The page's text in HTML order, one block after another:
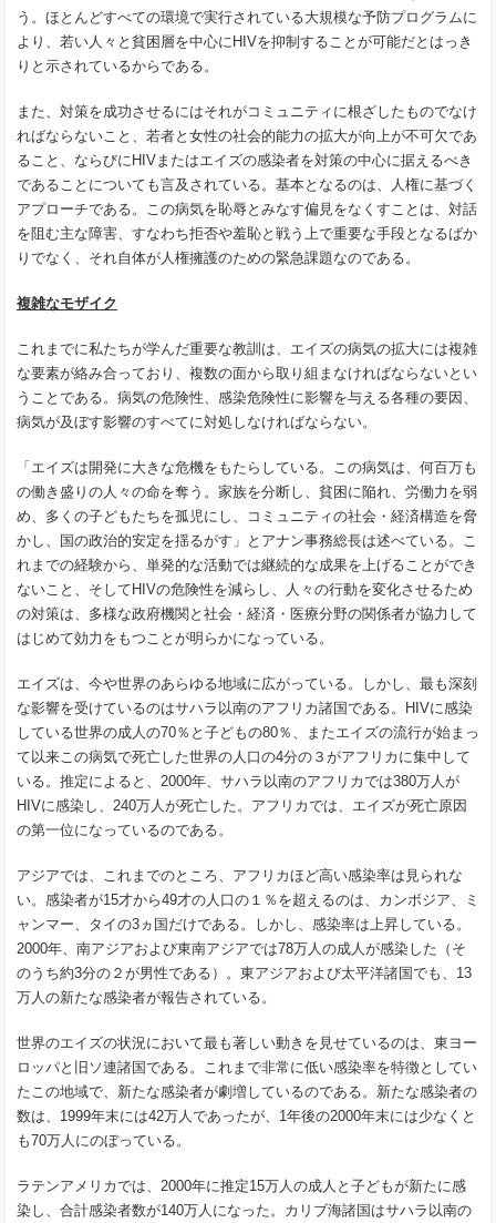
う。ほとんどすべての環境で実行されている大規模な予防プログラムに
より、若い人々と貧困層を中心に HIVを抑制することが可能だとはっき
りと示されているからである。
また、対策を成功させるにはそれがコミュニティに根ざしたものでなけ
ればならないこと、若者と女性の社会的能力の拡大が向上が不可欠であ
ること、ならびに HIVまたはエイズの感染者を対策の中心に据えるべき
であることについても言及されている。基本となるのは、人権に基づく
アプローチである。この病気を恥辱とみなす偏見をなくすことは、対話
を阻む主な障害、すなわち拒否や羞恥と戦う上で重要な手段となるばか
りでなく、それ自体が人権擁護のための緊急課題なのである。
複雑なモザイク
これまでに私たちが学んだ重要な教訓は、エイズの病気の拡大には複雑
な要素が絡み合っており、複数の面から取り組まなければならないとい
うことである。病気の危険性、感染危険性に影響を与える各種の要因、
病気が及ぼす影響のすべてに対処しなければならない。
「エイズは開発に大きな危機をもたらしている。この病気は、何百万も
の働き盛りの人々の命を奪う。家族を分断し、貧困に陥れ、労働力を弱
め、多くの子どもたちを孤児にし、コミュニティの社会・経済構造を脅
かし、国の政治的安定を揺るがす」とアナン事務総長は述べている。こ
れまでの経験から、単発的な活動では継続的な成果を上げることができ
ないこと、そして HIVの危険性を減らし、人々の行動を変化させるため
の対策は、多様な政府機関と社会・経済・医療分野の関係者が協力して
はじめて効力をもつことが明らかになっている。
エイズは、今や世界のあらゆる地域に広がっている。しかし、最も深刻
な影響を受けているのはサハラ以南のアフリカ諸国である。
HIVに感染
している世界の成人の70％と子どもの80％、またエイズの流行が始まっ
て以来この病気で死亡した世界の人口の4分の３がアフリカに集中して
いる。推定によると、 2000年、サハラ以南のアフリカでは380万人が
HIVに感染し、 240万人が死亡した。アフリカでは、エイズが死亡原因
の第一位になっているのである。
アジアでは、これまでのところ、アフリカほど高い感染率は見られな
い。感染者が15才から49才の人口の１％を超えるのは、カンボジア、ミ
ャンマー、タイの3 ヵ国だけである。しかし、感染率は上昇している。
2000年、南アジアおよび東南アジアでは78万人の成人が感染した（そ
のうち約3分の２が男性である）。東アジアおよび太平洋諸国でも、 13
万人の新たな感染者が報告されている。
世界のエイズの状況において最も著しい動きを見せているのは、東ヨー
ロッパと旧ソ連諸国である。これまで非常に低い感染率を特徴としてい
たこの地域で、新たな感染者が劇増しているのである。新たな感染者の
数は、 1999年末には42万人であったが、 1年後の2000年末には少なくと
も70万人にのぼっている。
ラテンアメリカでは、 2000年に推定15万人の成人と子どもが新たに感
染し、合計感染者数が140万人になった。カリブ海諸国はサハラ以南の